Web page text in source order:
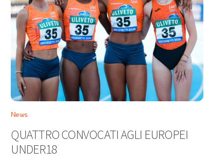
News
QUATTRO CONVOCATI AGLI EUROPEI
UNDER18